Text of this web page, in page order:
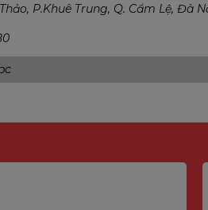
P.Khuê Trung, Q. Cẩm Lệ, Đà